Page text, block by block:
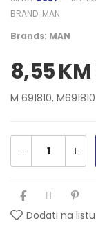
BRAND: MAN
Brands: MAN
8,55KM
M 691810, M691810
Dodati na